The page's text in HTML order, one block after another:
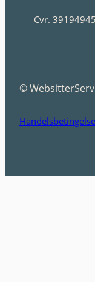
Cvr. 39194945
©